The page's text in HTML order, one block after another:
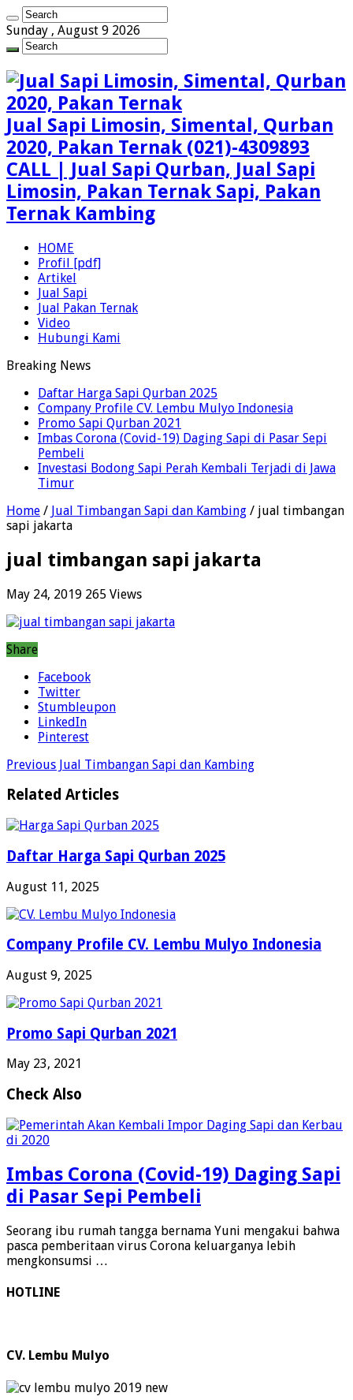
Sunday , August 9 2026
Jual Sapi Limosin, Simental, Qurban
2020, Pakan Ternak (021)-4309893
CALL | Jual Sapi Qurban, Jual Sapi
Limosin, Pakan Ternak Sapi, Pakan
Ternak Kambing
HOME
Profil [pdf]
Artikel
Jual Sapi
Jual Pakan Ternak
Video
Hubungi Kami
Breaking News
Daftar Harga Sapi Qurban 2025
Company Profile CV. Lembu Mulyo Indonesia
Promo Sapi Qurban 2021
Imbas Corona (Covid-19) Daging Sapi di Pasar Sepi
Pembeli
Investasi Bodong Sapi Perah Kembali Terjadi di Jawa
Timur
Home / Jual Timbangan Sapi dan Kambing / jual timbangan
sapi jakarta
jual timbangan sapi jakarta
May 24, 2019 265 Views
Share
Facebook
Twitter
Stumbleupon
LinkedIn
Pinterest
Previous Jual Timbangan Sapi dan Kambing
Related Articles
Daftar Harga Sapi Qurban 2025
August 11, 2025
Company Profile CV. Lembu Mulyo Indonesia
August 9, 2025
Promo Sapi Qurban 2021
May 23, 2021
Check Also
Imbas Corona (Covid-19) Daging Sapi
di Pasar Sepi Pembeli
Seorang ibu rumah tangga bernama Yuni mengakui bahwa
pasca pemberitaan virus Corona keluarganya lebih
mengkonsumsi …
HOTLINE
CV. Lembu Mulyo